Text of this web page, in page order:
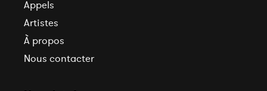
Appels
Artistes
À propos
Nous contacter